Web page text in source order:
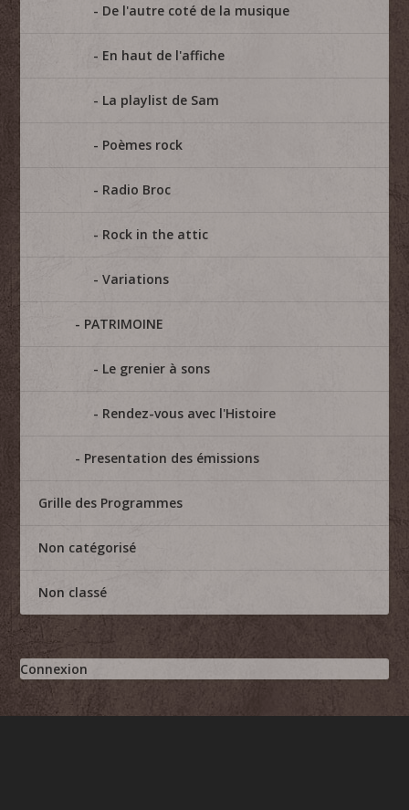
De l'autre coté de la musique
En haut de l'affiche
La playlist de Sam
Poèmes rock
Radio Broc
Rock in the attic
Variations
PATRIMOINE
Le grenier à sons
Rendez-vous avec l'Histoire
Presentation des émissions
Grille des Programmes
Non catégorisé
Non classé
Connexion